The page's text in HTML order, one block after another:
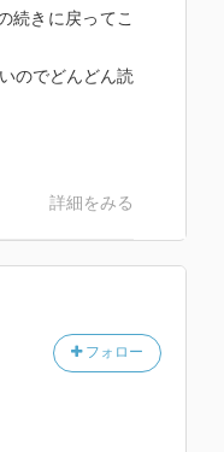
続きに戻ってこ
のでどんどん読
詳細をみる
フォロー